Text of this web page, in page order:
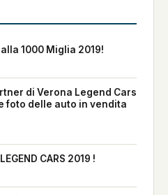
1000 Miglia 2019!
di Verona Legend Cars
foto delle auto in vendita
CARS 2019 !